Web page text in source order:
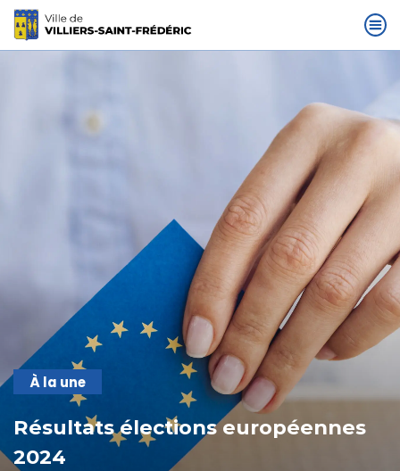
À la une
Résultats élections européennes
2024